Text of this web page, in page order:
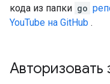
кода из папки go
YouTube на GitHub .
Авторизовать